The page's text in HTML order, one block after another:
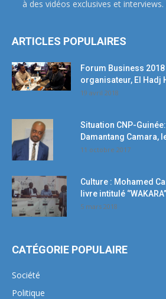
à des vidéos exclusives et interviews.
ARTICLES POPULAIRES
Forum Business
organisateur, El Hadj
19 avril 2018
Situation CNP-
Damantang Camara,
11 octobre 2017
Culture : Mohamed
livre intitulé
5 mars 2018
CATÉGORIE POPULAIRE
Société
Politique